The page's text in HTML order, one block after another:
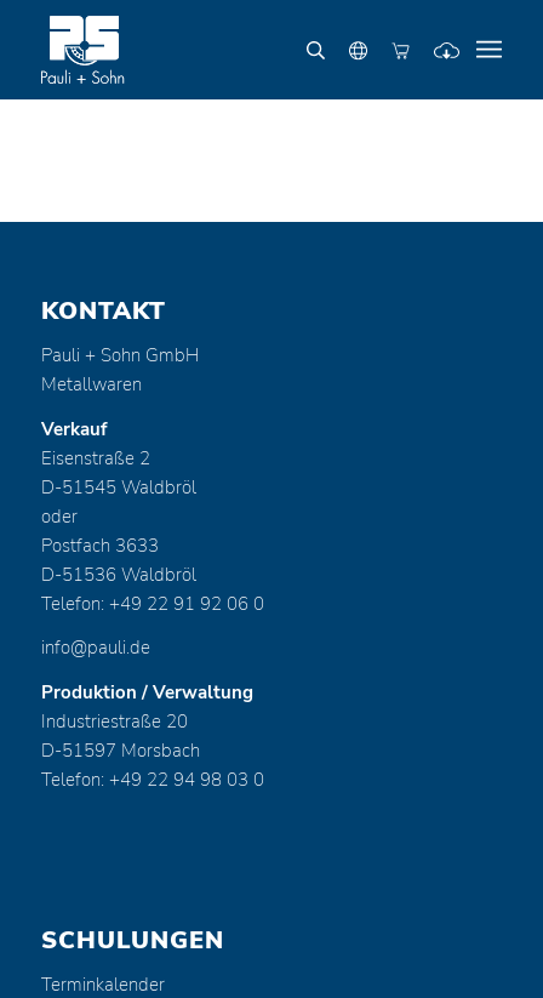
KONTAKT
Pauli + Sohn GmbH
Metallwaren
Verkauf
Eisenstraße 2
D-51545 Waldbröl
oder
Postfach 3633
D-51536 Waldbröl
Telefon: +49 22 91 92 06 0
info@pauli.de
Produktion / Verwaltung
Industriestraße 20
D-51597 Morsbach
Telefon: +49 22 94 98 03 0
SCHULUNGEN
Terminkalender